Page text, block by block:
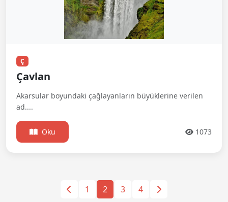
Ç
Çavlan
Akarsular boyundaki çağlayanların büyüklerine verilen
ad....
Oku 1073
1 2 3 4